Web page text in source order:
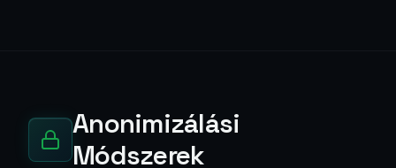
Anonimizálási
Módszerek